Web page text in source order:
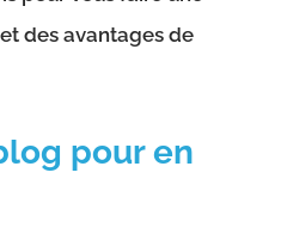
des avantages de
pour en